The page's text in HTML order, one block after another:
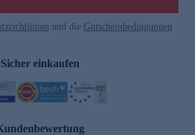
und die Gutscheinbedingungen
Sicher einkaufen